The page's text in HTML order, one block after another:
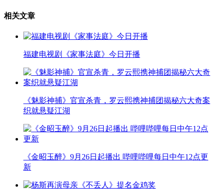
相关文章
福建电视剧《家事法庭》今日开播
《魅影神捕》官宣杀青，罗云熙携神捕团揭秘六大奇案
织就悬疑江湖
《金昭玉醉》9月26日起播出 哔哩哔哩每日中午12点更
新